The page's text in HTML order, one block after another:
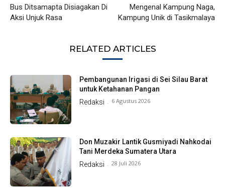
Bus Ditsamapta Disiagakan Di
Aksi Unjuk Rasa
Mengenal Kampung Naga,
Kampung Unik di Tasikmalaya
RELATED ARTICLES
Pembangunan Irigasi di Sei Silau Barat
untuk Ketahanan Pangan
Redaksi - 6 Agustus 2026
Don Muzakir Lantik Gusmiyadi Nahkodai
Tani Merdeka Sumatera Utara
Redaksi - 28 Juli 2026